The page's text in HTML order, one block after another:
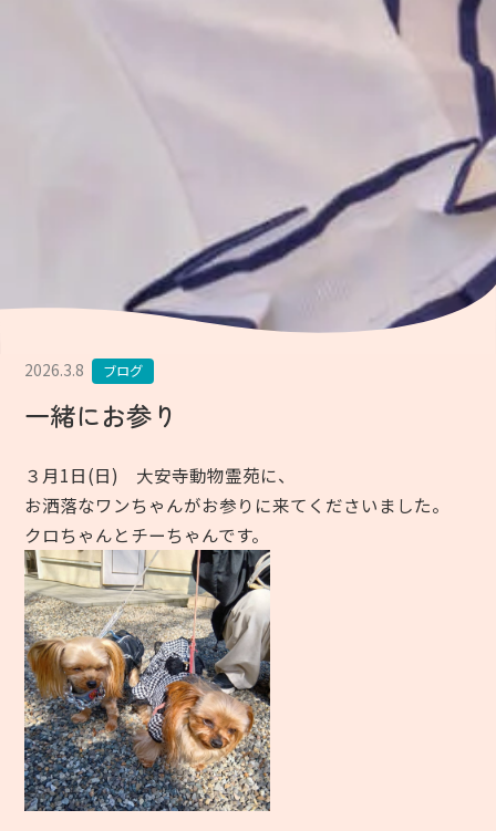
2026.3.8 ブログ
一緒にお参り
３月1日(日) 大安寺動物霊苑に、
お洒落なワンちゃんがお参りに来てくださいました。
クロちゃんとチーちゃんです。